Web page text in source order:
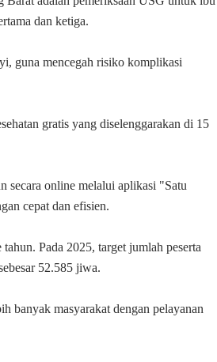
dan ketiga.
guna mencegah risiko komplikasi
gratis yang diselenggarakan di 15
secara online melalui aplikasi "Satu
cepat dan efisien.
Pada 2025, target jumlah peserta
52.585 jiwa.
banyak masyarakat dengan pelayanan